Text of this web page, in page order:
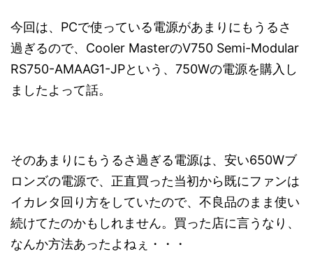
今回は、PCで使っている電源があまりにもうるさ
過ぎるので、Cooler MasterのV750 Semi-Modular
RS750-AMAAG1-JPという、750Wの電源を購入し
ましたよって話。
そのあまりにもうるさ過ぎる電源は、安い650Wブ
ロンズの電源で、正直買った当初から既にファンは
イカレタ回り方をしていたので、不良品のまま使い
続けてたのかもしれません。買った店に言うなり、
なんか方法あったよねぇ・・・